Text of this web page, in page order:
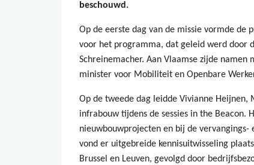
beschouwd.
Op de eerste dag van de missie vormde de
voor het programma, dat geleid werd door
Schreinemacher. Aan Vlaamse zijde
minister voor Mobiliteit en Openbare
Op de tweede dag leidde Vivianne
infrabouw tijdens de sessies in the Beacon.
nieuwbouwprojecten en bij de
vond er uitgebreide kennisuitwisseling
Brussel en Leuven, gevolgd door